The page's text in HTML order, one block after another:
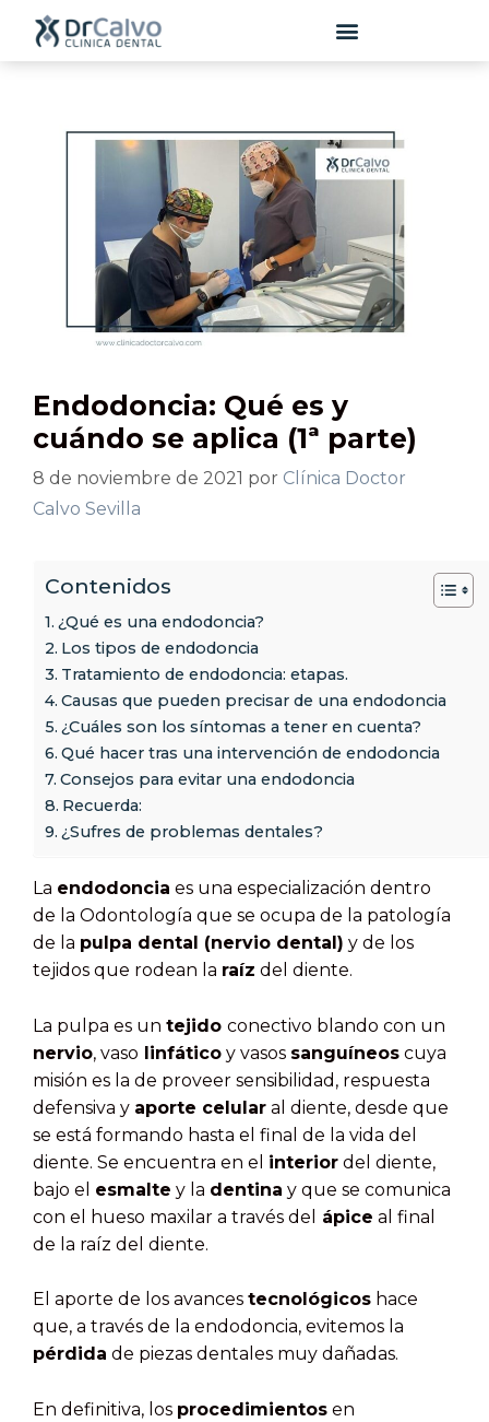
contenido
Endodoncia: Qué es y
cuándo se aplica (1ª parte)
8 de noviembre de 2021 por Clínica Doctor
Calvo Sevilla
Contenidos
¿Qué es una endodoncia?
Los tipos de endodoncia
Tratamiento de endodoncia: etapas.
Causas que pueden precisar de una endodoncia
¿Cuáles son los síntomas a tener en cuenta?
Qué hacer tras una intervención de endodoncia
Consejos para evitar una endodoncia
Recuerda:
¿Sufres de problemas dentales?
La endodoncia es una especialización dentro
de la Odontología que se ocupa de la patología
de la pulpa dental (nervio dental) y de los
tejidos que rodean la raíz del diente.
La pulpa es un tejido conectivo blando con un
nervio, vaso linfático y vasos sanguíneos cuya
misión es la de proveer sensibilidad, respuesta
defensiva y aporte celular al diente, desde que
se está formando hasta el final de la vida del
diente. Se encuentra en el interior del diente,
bajo el esmalte y la dentina y que se comunica
con el hueso maxilar a través del
ápice al final
de la raíz del diente.
El aporte de los avances tecnológicos hace
que, a través de la endodoncia, evitemos la
pérdida de piezas dentales muy dañadas.
En definitiva, los procedimientos en